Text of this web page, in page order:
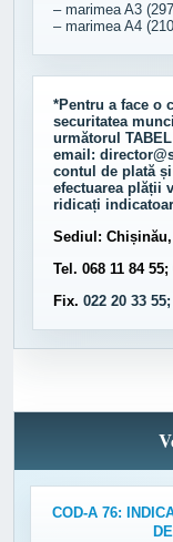
– marimea A3
– marimea A4
*Pentru a face o
securitatea
următorul TABEL
email:
contul de plată
efectuarea plății
ridicați
Sediul:
Tel. 068 11 84
Fix. 022 20 33 55;
COD-A 76: